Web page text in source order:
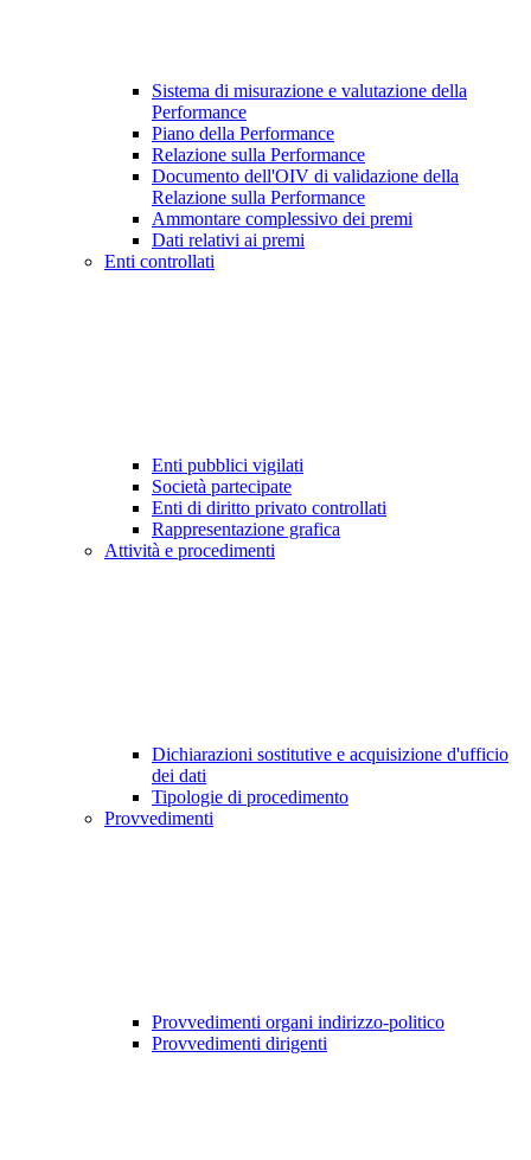
Sistema di misurazione e valutazione della
Performance
Piano della Performance
Relazione sulla Performance
Documento dell'OIV di validazione della
Relazione sulla Performance
Ammontare complessivo dei premi
Dati relativi ai premi
Enti controllati
Enti pubblici vigilati
Società partecipate
Enti di diritto privato controllati
Rappresentazione grafica
Attività e procedimenti
Dichiarazioni sostitutive e acquisizione d'ufficio
dei dati
Tipologie di procedimento
Provvedimenti
Provvedimenti organi indirizzo-politico
Provvedimenti dirigenti